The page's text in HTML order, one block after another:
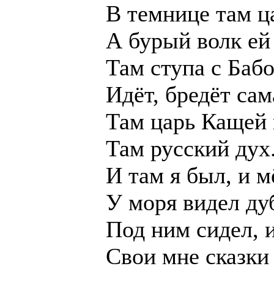
В темнице там
А бурый волк
Там ступа с
Идёт, бредёт
Там царь Кащей
Там русский
И там я был, и
У моря видел
Под ним сидел,
Свои мне